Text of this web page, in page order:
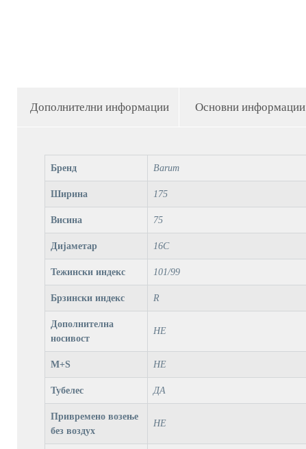
Дополнителни информации Основни информации
Бренд Barum
Ширина 175
Висина 75
Дијаметар 16C
Тежински индекс 101/99
Брзински индекс R
Дополнителна
носивост
НЕ
M+S НЕ
Тубелес ДА
Привремено возење
без воздух
НЕ